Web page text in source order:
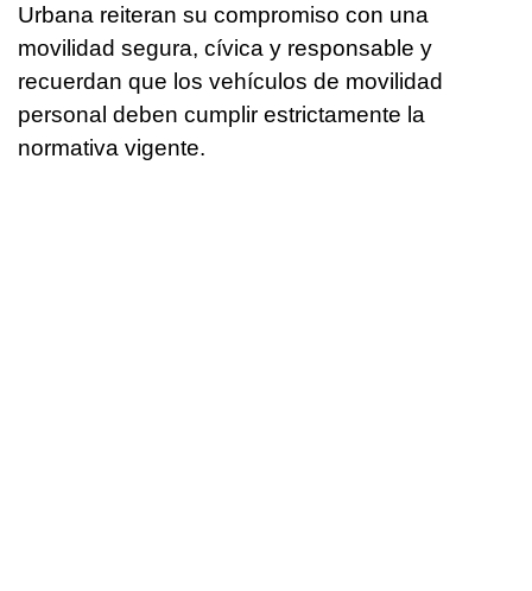
Urbana reiteran su compromiso con una
movilidad segura, cívica y responsable y
recuerdan que los vehículos de movilidad
personal deben cumplir estrictamente la
normativa vigente.